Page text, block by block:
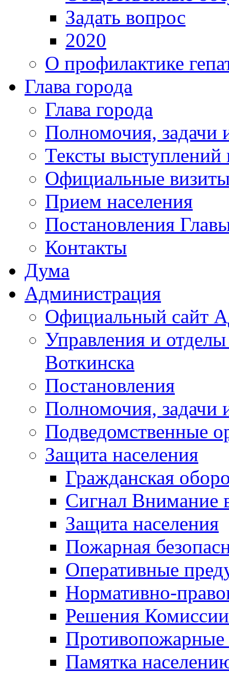
Задать вопрос
2020
О профилактике
Глава города
Глава города
Полномочия, задачи
Тексты выступлений
Официальные
Прием населения
Постановления
Контакты
Дума
Администрация
Официальный сайт
Управления и
Воткинска
Постановления
Полномочия, задачи
Подведомственные
Защита населения
Гражданская
Сигнал Внимание
Защита населения
Пожарная
Оперативные
Нормативно-
Решения
Противопожарные
Памятка